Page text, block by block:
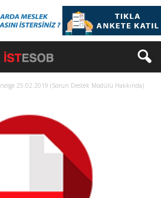
25.02.2019 (Sorun Destek Modülü Hakkında)